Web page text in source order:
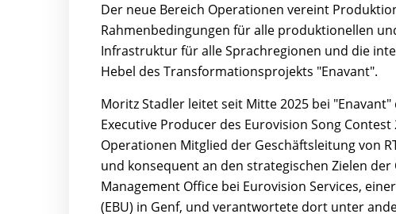
Der neue Bereich Operationen vereint
Rahmenbedingungen für alle produktionellen
Infrastruktur für alle Sprachregionen und die
Hebel des Transformationsprojekts "Enavant".
Moritz Stadler leitet seit Mitte 2025 bei
Executive Producer des Eurovision Song
Operationen Mitglied der Geschäftsleitung von
und konsequent an den strategischen Zielen
Management Office bei Eurovision Services,
(EBU) in Genf, und verantwortete dort unter